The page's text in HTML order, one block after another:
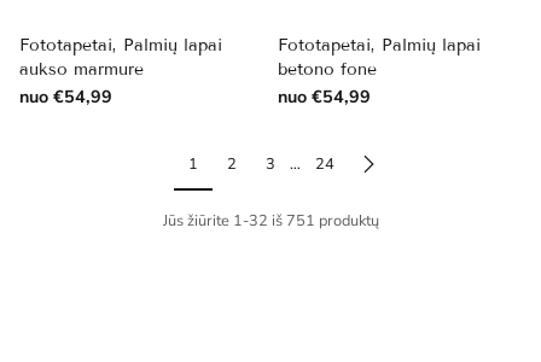
Fototapetai, Palmių lapai
aukso marmure
nuo €54,99
Fototapetai, Palmių lapai
betono fone
nuo €54,99
1 2 3 … 24
Jūs žiūrite 1-32 iš 751 produktų